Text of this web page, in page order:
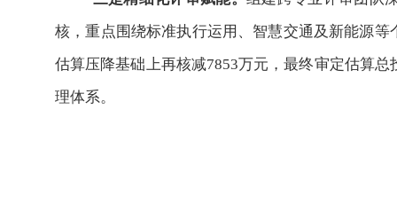
核，重点围绕标准执行运用、智慧交通及新能源
估算压降基础上再核减7853万元，最终审定估算
理体系。